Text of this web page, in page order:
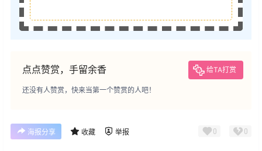
点点赞赏，手留余香 给TA打赏
还没有人赞赏，快来当第一个赞赏的人吧！
海报分享 收藏 举报 0 0